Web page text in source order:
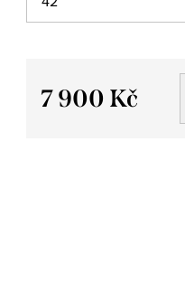
7 900 Kč